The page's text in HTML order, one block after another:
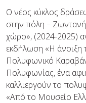
Ο νέος κύκλος
στην πόλη –
χώρο», (2024-2025)
εκδήλωση «Η άνοιξη
Πολυφωνικό
Πολυφωνίας, ένα
καλλιεργούν το
«Από το Μουσείο